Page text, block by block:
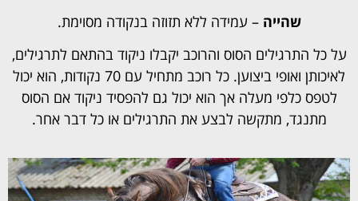
שהייה – עמידה ללא תזוזה בנקודה מסוימת.
על כל התרגילים הסוס והרוכב יקבלו ניקוד בהתאם לתרגילים,
לאיכותן ואופי ביצוען. כל רוכב מתחיל עם 70 נקודות, הוא יכול
לטפס כלפי מעלה אך הוא יכול גם להפסיד ניקוד אם הסוס
מתנגד, מתקשה לבצע את התרגילים או כל דבר אחר.